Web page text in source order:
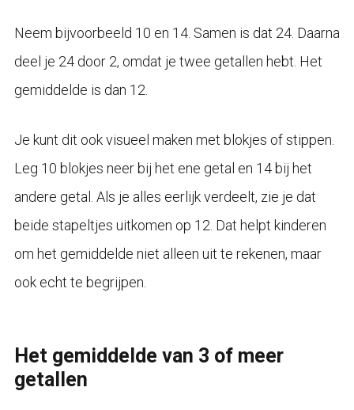
Neem bijvoorbeeld 10 en 14. Samen is dat 24. Daarna
deel je 24 door 2, omdat je twee getallen hebt. Het
gemiddelde is dan 12.
Je kunt dit ook visueel maken met blokjes of stippen.
Leg 10 blokjes neer bij het ene getal en 14 bij het
andere getal. Als je alles eerlijk verdeelt, zie je dat
beide stapeltjes uitkomen op 12. Dat helpt kinderen
om het gemiddelde niet alleen uit te rekenen, maar
ook echt te begrijpen.
Het gemiddelde van 3 of meer
getallen